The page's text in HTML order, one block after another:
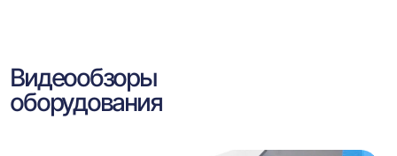
Видеообзоры
оборудования